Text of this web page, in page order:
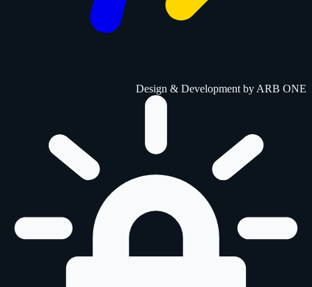
Design & Development by ARB ONE